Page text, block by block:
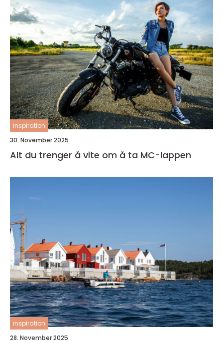
inspiration
30. November 2025
Alt du trenger å vite om å ta MC-lappen
inspiration
28. November 2025